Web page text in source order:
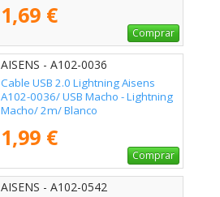
1,69 €
Comprar
AISENS - A102-0036
Cable USB 2.0 Lightning Aisens
A102-0036/ USB Macho - Lightning
Macho/ 2m/ Blanco
1,99 €
Comprar
AISENS - A102-0542